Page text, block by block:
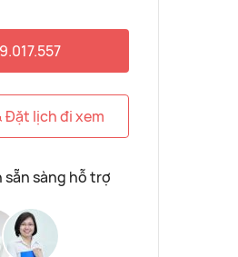
Đặt lịch đi xem
sàng hỗ trợ